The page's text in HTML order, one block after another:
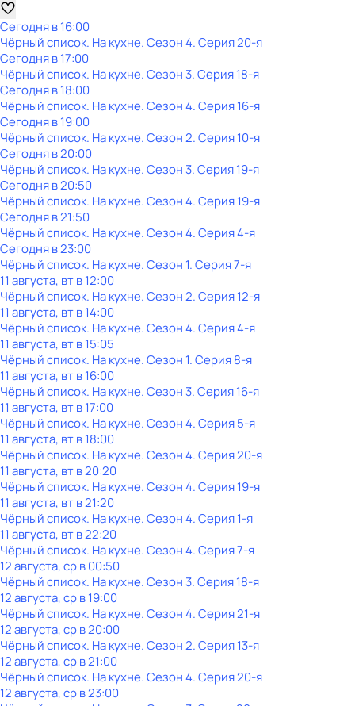
Сегодня в 16:00
Чёрный список. На кухне. Сезон 4. Серия 20-я
Сегодня в 17:00
Чёрный список. На кухне. Сезон 3. Серия 18-я
Сегодня в 18:00
Чёрный список. На кухне. Сезон 4. Серия 16-я
Сегодня в 19:00
Чёрный список. На кухне. Сезон 2. Серия 10-я
Сегодня в 20:00
Чёрный список. На кухне. Сезон 3. Серия 19-я
Сегодня в 20:50
Чёрный список. На кухне. Сезон 4. Серия 19-я
Сегодня в 21:50
Чёрный список. На кухне. Сезон 4. Серия 4-я
Сегодня в 23:00
Чёрный список. На кухне. Сезон 1. Серия 7-я
11 августа, вт в 12:00
Чёрный список. На кухне. Сезон 2. Серия 12-я
11 августа, вт в 14:00
Чёрный список. На кухне. Сезон 4. Серия 4-я
11 августа, вт в 15:05
Чёрный список. На кухне. Сезон 1. Серия 8-я
11 августа, вт в 16:00
Чёрный список. На кухне. Сезон 3. Серия 16-я
11 августа, вт в 17:00
Чёрный список. На кухне. Сезон 4. Серия 5-я
11 августа, вт в 18:00
Чёрный список. На кухне. Сезон 4. Серия 20-я
11 августа, вт в 20:20
Чёрный список. На кухне. Сезон 4. Серия 19-я
11 августа, вт в 21:20
Чёрный список. На кухне. Сезон 4. Серия 1-я
11 августа, вт в 22:20
Чёрный список. На кухне. Сезон 4. Серия 7-я
12 августа, ср в 00:50
Чёрный список. На кухне. Сезон 3. Серия 18-я
12 августа, ср в 19:00
Чёрный список. На кухне. Сезон 4. Серия 21-я
12 августа, ср в 20:00
Чёрный список. На кухне. Сезон 2. Серия 13-я
12 августа, ср в 21:00
Чёрный список. На кухне. Сезон 4. Серия 20-я
12 августа, ср в 23:00